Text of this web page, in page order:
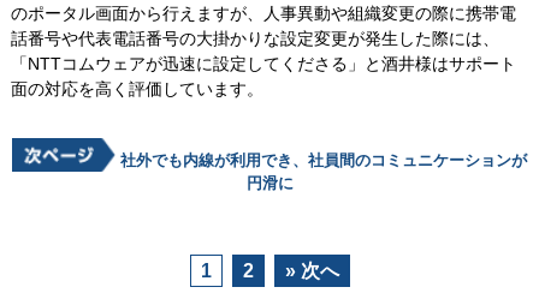
のポータル画面から行えますが、人事異動や組織変更の際に携帯電
話番号や代表電話番号の大掛かりな設定変更が発生した際には、
「NTTコムウェアが迅速に設定してくださる」と酒井様はサポート
面の対応を高く評価しています。
社外でも内線が利用でき、社員間のコミュニケーションが
円滑に
1 2 » 次へ